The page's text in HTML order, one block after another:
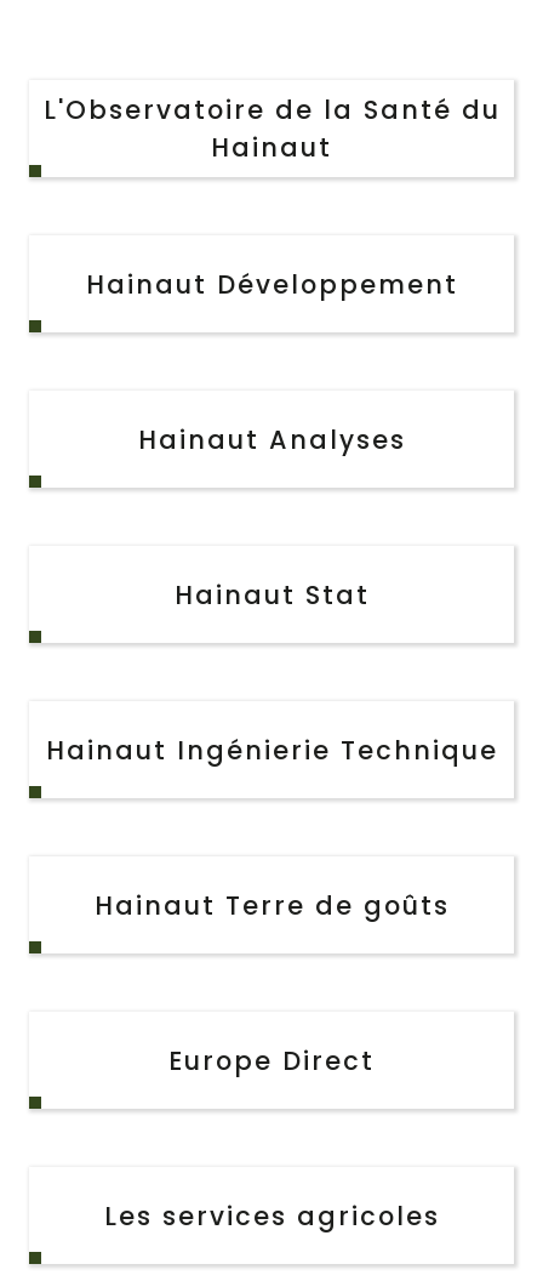
L'Observatoire de la Santé du
Hainaut
Hainaut Développement
Hainaut Analyses
Hainaut Stat
Hainaut Ingénierie Technique
Hainaut Terre de goûts
Europe Direct
Les services agricoles